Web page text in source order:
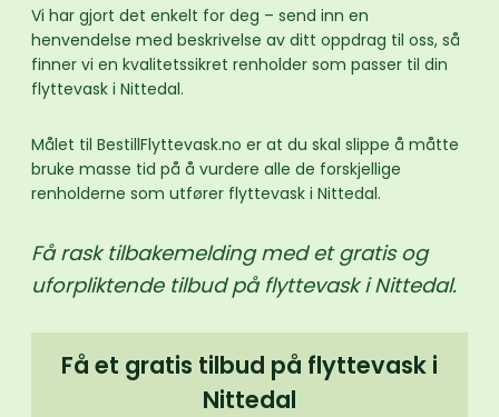
Vi har gjort det enkelt for deg – send inn en
henvendelse med beskrivelse av ditt oppdrag til oss, så
finner vi en kvalitetssikret renholder som passer til din
flyttevask i Nittedal.
Målet til BestillFlyttevask.no er at du skal slippe å måtte
bruke masse tid på å vurdere alle de forskjellige
renholderne som utfører flyttevask i Nittedal.
Få rask tilbakemelding med et gratis og
uforpliktende tilbud på flyttevask i Nittedal.
Få et gratis tilbud på flyttevask i
Nittedal